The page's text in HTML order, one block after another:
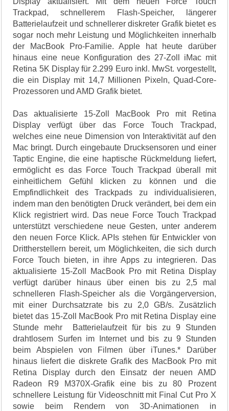
Trackpad, schnellerem Flash-Speicher, längerer
Batterielaufzeit und schnellerer diskreter Grafik bietet es
sogar noch mehr Leistung und Möglichkeiten innerhalb
der MacBook Pro-Familie. Apple hat heute darüber
hinaus eine neue Konfiguration des 27-Zoll iMac mit
Retina 5K Display für 2.299 Euro inkl. MwSt. vorgestellt,
die ein Display mit 14,7 Millionen Pixeln, Quad-Core-
Prozessoren und AMD Grafik bietet.
Das aktualisierte 15-Zoll MacBook Pro mit Retina
Display verfügt über das Force Touch Trackpad,
welches eine neue Dimension von Interaktivität auf den
Mac bringt. Durch eingebaute Drucksensoren und einer
Taptic Engine, die eine haptische Rückmeldung liefert,
ermöglicht es das Force Touch Trackpad überall mit
einheitlichem Gefühl klicken zu können und die
Empfindlichkeit des Trackpads zu individualisieren,
indem man den benötigten Druck verändert, bei dem ein
Klick registriert wird. Das neue Force Touch Trackpad
unterstützt verschiedene neue Gesten, unter anderem
den neuen Force Klick. APIs stehen für Entwickler von
Drittherstellern bereit, um Möglichkeiten, die sich durch
Force Touch bieten, in ihre Apps zu integrieren. Das
aktualisierte 15-Zoll MacBook Pro mit Retina Display
verfügt darüber hinaus über einen bis zu 2,5 mal
schnelleren Flash-Speicher als die Vorgängerversion,
mit einer Durchsatzrate bis zu 2,0 GB/s. Zusätzlich
bietet das 15-Zoll MacBook Pro mit Retina Display eine
Stunde mehr Batterielaufzeit für bis zu 9 Stunden
drahtlosem Surfen im Internet und bis zu 9 Stunden
beim Abspielen von Filmen über iTunes.* Darüber
hinaus liefert die diskrete Grafik des MacBook Pro mit
Retina Display durch den Einsatz der neuen AMD
Radeon R9 M370X-Grafik eine bis zu 80 Prozent
schnellere Leistung für Videoschnitt mit Final Cut Pro X
sowie beim Rendern von 3D-Animationen in